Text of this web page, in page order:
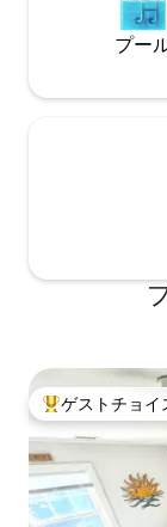
プー
大好評のゲスト
ゲストチョイ